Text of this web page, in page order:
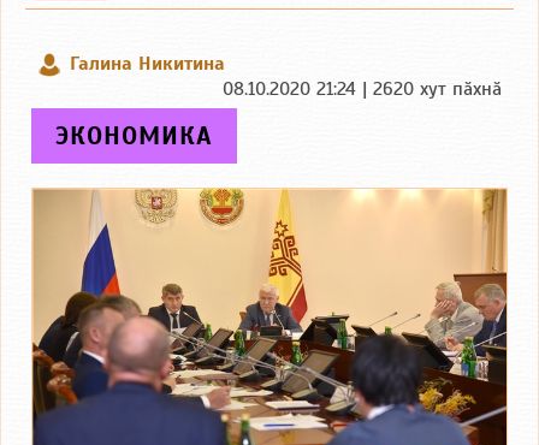
Галина Никитина
08.10.2020 21:24 | 2620 хут пӑхнӑ
ЭКОНОМИКА